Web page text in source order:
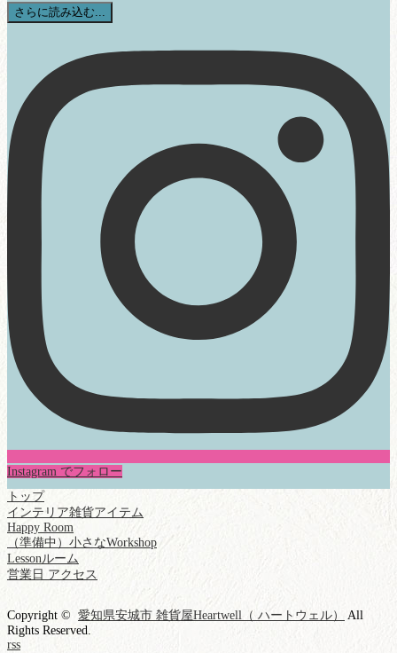
さらに読み込む...
Instagram でフォロー
トップ
インテリア雑貨アイテム
Happy Room
（準備中）小さなWorkshop
Lessonルーム
営業日 アクセス
Copyright © 愛知県安城市 雑貨屋Heartwell（ ハートウェル）
All
Rights Reserved.
rss